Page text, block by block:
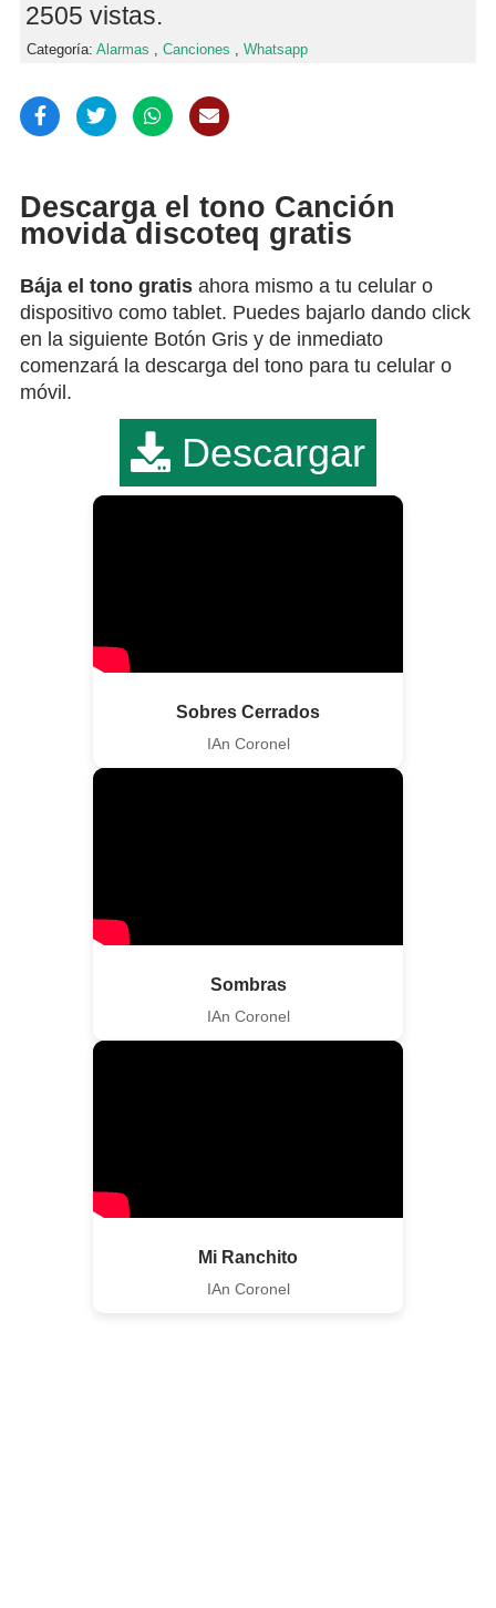
2505 vistas.
Categoría: Alarmas , Canciones , Whatsapp
Descarga el tono Canción
movida discoteq gratis
Bája el tono gratis ahora mismo a tu celular o
dispositivo como tablet. Puedes bajarlo dando click
en la siguiente Botón Gris y de inmediato
comenzará la descarga del tono para tu celular o
móvil.
Descargar
Sobres Cerrados
IAn Coronel
Sombras
IAn Coronel
Mi Ranchito
IAn Coronel